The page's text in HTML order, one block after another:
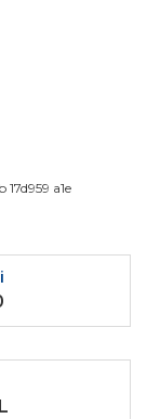
ve diğer
17d959 a1e